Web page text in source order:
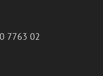
7763 02